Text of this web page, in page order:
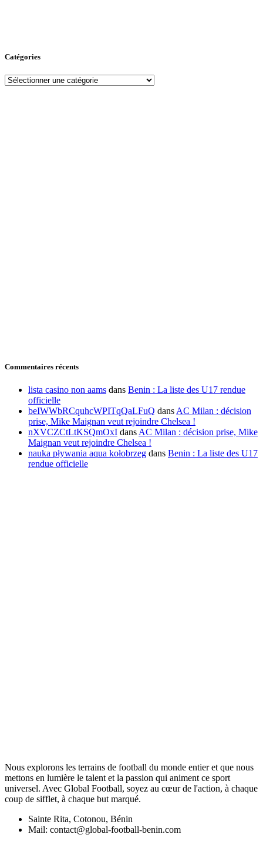
Catégories
Catégories
Commentaires récents
lista casino non aams dans Benin : La liste des U17 rendue
officielle
beIWWbRCquhcWPITqQaLFuQ dans AC Milan : décision
prise, Mike Maignan veut rejoindre Chelsea !
nXVCZCtLtKSQmOxI dans AC Milan : décision prise, Mike
Maignan veut rejoindre Chelsea !
nauka pływania aqua kołobrzeg dans Benin : La liste des U17
rendue officielle
Nous explorons les terrains de football du monde entier et que nous
mettons en lumière le talent et la passion qui animent ce sport
universel. Avec Global Football, soyez au cœur de l'action, à chaque
coup de sifflet, à chaque but marqué.
Sainte Rita, Cotonou, Bénin
Mail: contact@global-football-benin.com